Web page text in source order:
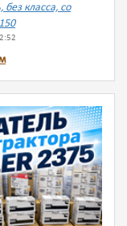
класса, со